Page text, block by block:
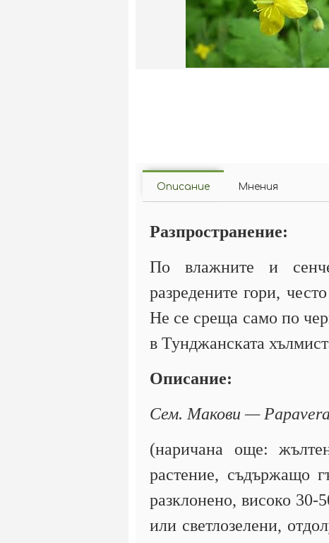
Описание Мнения
Разпространение:
По влажните и
разредените гори,
Не се среща само по
в Тунджанската
Описание:
Сем. Макови —
(наричана още:
растение, съдържащо
разклонено, високо 30-
или светлозелени,